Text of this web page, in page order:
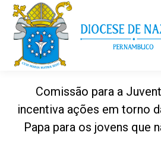
Comissão para a
incentiva ações em torno
Papa para os jovens que